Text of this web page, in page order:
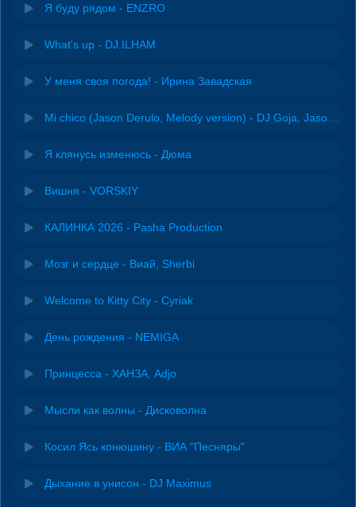
Я буду рядом - ENZRO
What's up - DJ.ILHAM
У меня своя погода! - Ирина Завадская
Я клянусь изменюсь - Дюма
Вишня - VORSKIY
КАЛИНКА 2026 - Pasha Production
Мозг и сердце - Виай, Sherbi
Welcome to Kitty City - Cyriak
День рождения - NEMIGA
Принцесса - ХАНЗА, Adjo
Мысли как волны - Дисковолна
Косил Ясь конюшину - ВИА "Песняры"
Дыхание в унисон - DJ Maximus